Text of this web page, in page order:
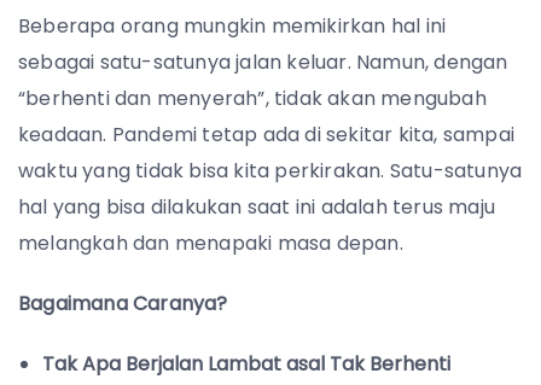
Beberapa orang mungkin memikirkan hal ini
sebagai satu-satunya jalan keluar. Namun, dengan
“berhenti dan menyerah”, tidak akan mengubah
keadaan. Pandemi tetap ada di sekitar kita, sampai
waktu yang tidak bisa kita perkirakan. Satu-satunya
hal yang bisa dilakukan saat ini adalah terus maju
melangkah dan menapaki masa depan.
Bagaimana Caranya?
Tak Apa Berjalan Lambat asal Tak Berhenti